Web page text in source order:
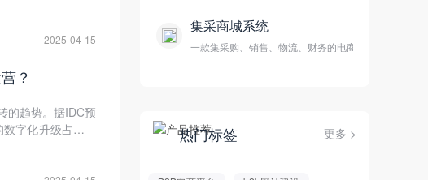
2025-04-15
？
的趋势。据IDC预
字化升级占据重
集采商城系统
一款集采购、销售、物流、财务的电商平台
热门标签 更多 >